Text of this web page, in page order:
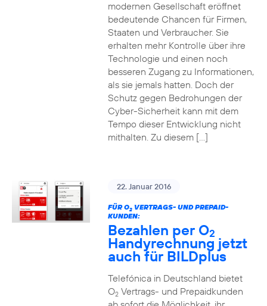
modernen Gesellschaft eröffnet
bedeutende Chancen für Firmen,
Staaten und Verbraucher. Sie
erhalten mehr Kontrolle über ihre
Technologie und einen noch
besseren Zugang zu Informationen,
als sie jemals hatten. Doch der
Schutz gegen Bedrohungen der
Cyber-Sicherheit kann mit dem
Tempo dieser Entwicklung nicht
mithalten. Zu diesem […]
22. Januar 2016
FÜR O2VERTRAGS- UND PREPAID-
KUNDEN:
Bezahlen per O2
Handyrechnung jetzt
auch für BILDplus
Telefónica in Deutschland bietet
O2Vertrags- und Prepaidkunden